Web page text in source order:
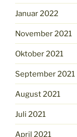
Januar 2022
November 2021
Oktober 2021
September 2021
August 2021
Juli 2021
April 2021